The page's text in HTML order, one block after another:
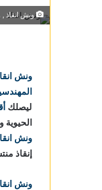
ونش انقاذ ,
ونش
ليصلك
الحيوية
ونش
إنقاذ
ونش